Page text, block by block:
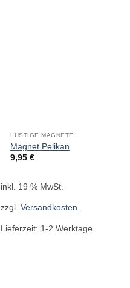
LUSTIGE MAGNETE
Magnet Pelikan
9,95€
inkl. 19 % MwSt.
zzgl. Versandkosten
Lieferzeit: 1-2 Werktage